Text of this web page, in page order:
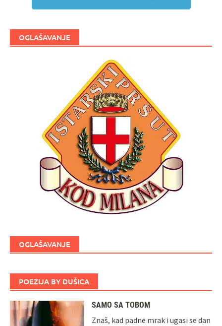
OGLAŠAVANJE
OGLAŠAVANJE
POEZIJA BY DUŠICA
SAMO SA TOBOM
Znaš, kad padne mrak i ugasi se dan